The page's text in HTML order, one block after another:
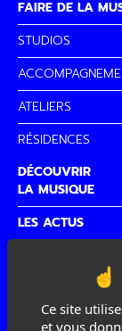
Ce site
et vous
FAIRE DE LA
STUDIOS
ATELIERS
RÉSIDENCES
DÉCOUVRIR
LA MUSIQUE
LES ACTUS
LA MUSIQUE